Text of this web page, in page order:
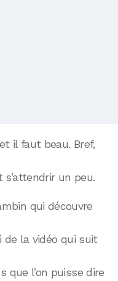
il faut beau. Bref,
s’attendrir un peu.
qui découvre
de la vidéo qui suit
que l’on puisse dire